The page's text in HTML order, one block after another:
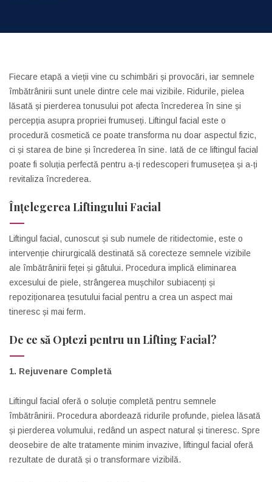
Fiecare etapă a vieții vine cu schimbări și provocări, iar semnele
îmbătrânirii sunt unele dintre cele mai vizibile. Ridurile, pielea
lăsată și pierderea tonusului pot afecta încrederea în sine și
percepția asupra propriei frumuseți. Liftingul facial este o
procedură cosmetică ce poate transforma nu doar aspectul fizic,
ci și starea de bine și încrederea în sine. Iată de ce liftingul facial
poate fi soluția perfectă pentru a-ți redescoperi frumusețea și a-ți
revitaliza încrederea.
Înțelegerea Liftingului Facial
Liftingul facial, cunoscut și sub numele de ritidectomie, este o
intervenție chirurgicală destinată să corecteze semnele vizibile
ale îmbătrânirii feței și gâtului. Procedura implică eliminarea
excesului de piele, strângerea mușchilor subiacenți și
repoziționarea țesutului facial pentru a crea un aspect mai
tineresc și mai ferm.
De ce să Optezi pentru un Lifting Facial?
1. Rejuvenare Completă
Liftingul facial oferă o soluție completă pentru semnele
îmbătrânirii. Procedura abordează ridurile profunde, pielea lăsată
și pierderea volumului, redând un aspect natural și tineresc. Spre
deosebire de alte tratamente minim invazive, liftingul facial oferă
rezultate de durată și o transformare vizibilă.